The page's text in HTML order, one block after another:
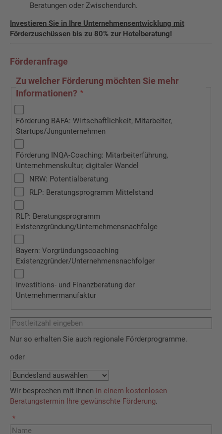
Beratungen oder Zwischendurch.
Investieren Sie in Ihre Unternehmensentwicklung mit
Förderzuschüssen bis zu 80% zur Hotelberatung!
Förderanfrage
Zu welcher Förderung möchten Sie mehr
Informationen?
Förderung BAFA: Wirtschaftlichkeit, Mitarbeiter,
Startups/Jungunternehmen
Förderung INQA-Coaching: Mitarbeiterführung,
Unternehmenskultur, digitaler Wandel
NRW: Potentialberatung
RLP: Beratungsprogramm Mittelstand
RLP: Beratungsprogramm
Existenzgründung/Unternehmensnachfolge
Bayern: Vorgründungscoaching
Existenzgründer/Unternehmensnachfolger
Investitions- und Finanzberatung der
Unternehmermanufaktur
Nur so erhalten Sie auch regionale Förderprogramme.
oder
Wir besprechen mit Ihnen in einem kostenlosen
Beratungstermin Ihre gewünschte Förderung.